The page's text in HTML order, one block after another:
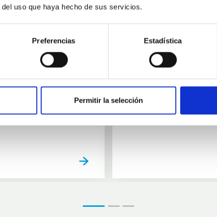
uso que haya hecho de sus servicios.
Preferencias Estadística
Permitir la selección
11
26
Agosto 2026
10
AUG
CONFERENCE
Substellar